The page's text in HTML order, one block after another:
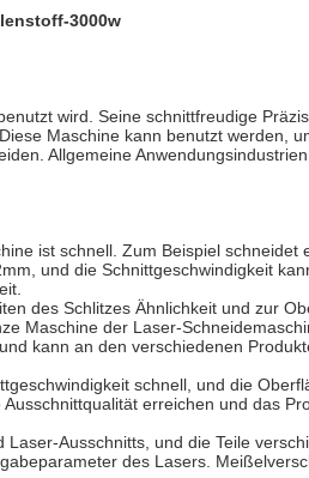
3000w
wird. Seine schnittfreudige
Maschine kann benutzt werden,
Allgemeine
ist schnell. Zum Beispiel schneidet
und die Schnittgeschwindigkeit
des Schlitzes Ähnlichkeit und zur
Maschine der Laser-
kann an den verschiedenen
schnell, und die
erreichen und das
Ausschnitts, und die Teile
des Lasers.